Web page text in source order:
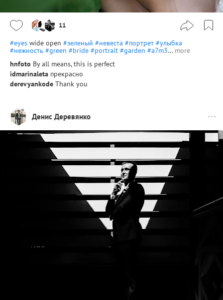
11
#eyes wide open #зеленый #невеста #портрет #улыбка
#нежность #green #bride #portrait #garden #a7m3… more
hnfoto By all means, this is perfect
idmarinaleta прекрасно
derevyankode Thank you
Денис Деревянко